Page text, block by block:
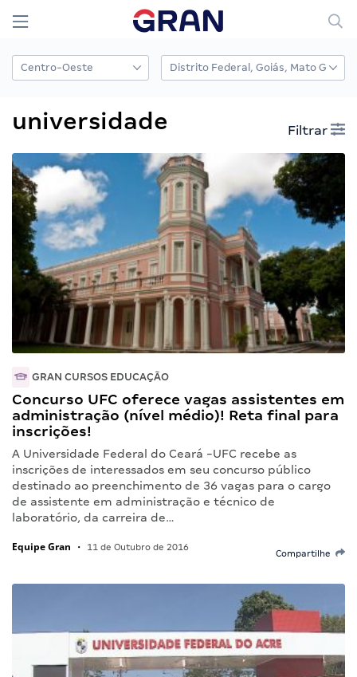
universidade Filtrar
GRAN CURSOS EDUCAÇÃO
Concurso UFC oferece vagas assistentes em
administração (nível médio)! Reta final para
inscrições!
A Universidade Federal do Ceará -UFC recebe as
inscrições de interessados em seu concurso público
destinado ao preenchimento de 36 vagas para o cargo
de assistente em administração e técnico de
laboratório, da carreira de…
Equipe Gran • 11 de Outubro de 2016
Compartilhe